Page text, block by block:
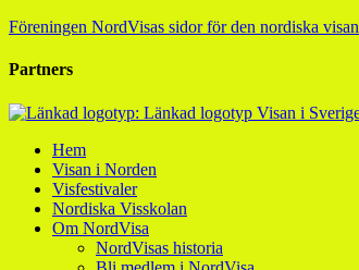
Föreningen NordVisas sidor för den nordiska visan
Partners
Hem
Visan i Norden
Visfestivaler
Nordiska Visskolan
Om NordVisa
NordVisas historia